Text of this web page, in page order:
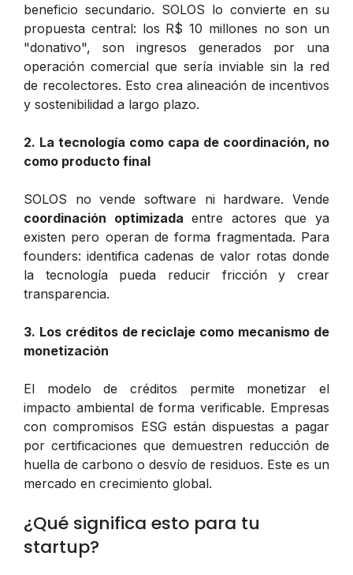
beneficio secundario. SOLOS lo convierte en su
propuesta central: los R$ 10 millones no son un
"donativo", son ingresos generados por una
operación comercial que sería inviable sin la red
de recolectores. Esto crea alineación de incentivos
y sostenibilidad a largo plazo.
2. La tecnología como capa de coordinación, no
como producto final
SOLOS no vende software ni hardware. Vende
coordinación optimizada entre actores que ya
existen pero operan de forma fragmentada. Para
founders: identifica cadenas de valor rotas donde
la tecnología pueda reducir fricción y crear
transparencia.
3. Los créditos de reciclaje como mecanismo de
monetización
El modelo de créditos permite monetizar el
impacto ambiental de forma verificable. Empresas
con compromisos ESG están dispuestas a pagar
por certificaciones que demuestren reducción de
huella de carbono o desvío de residuos. Este es un
mercado en crecimiento global.
¿Qué significa esto para tu
startup?